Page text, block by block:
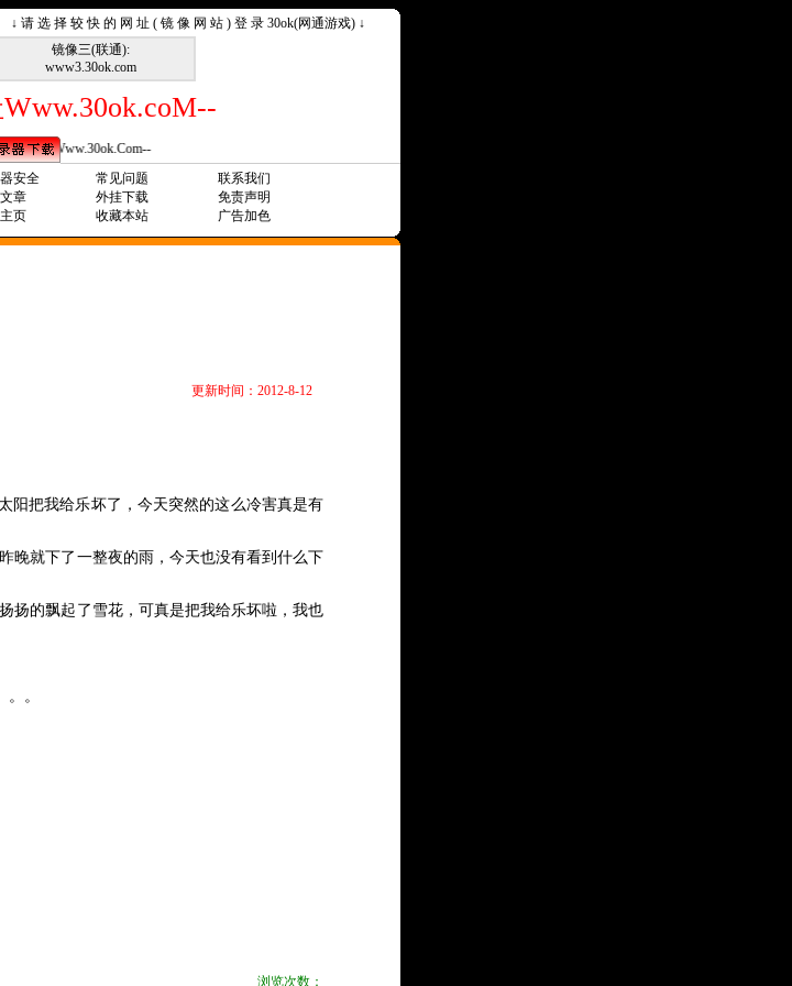
↓ 请 选 择 较 快 的 网 址 ( 镜 像 网 站 ) 登 录 30ok(网通游戏) ↓
镜像三(联通):
www3.30ok.com
网址Www.30ok.Com--
安全 常见问题
联系我们
章 外挂下载
免责声明
页 收藏本站 广告加色
更新时间：2012-8-12
阳把我给乐坏了，今天突然的这么冷害真是有
晚就下了一整夜的雨，今天也没有看到什么下
扬的飘起了雪花，可真是把我给乐坏啦，我也
。
浏览次数：